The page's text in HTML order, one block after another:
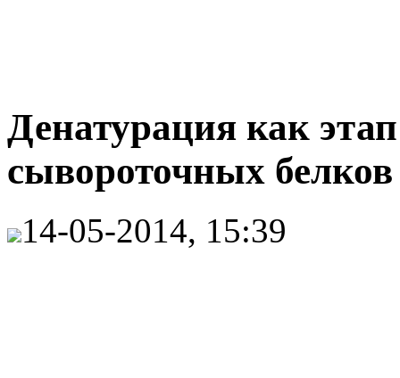
Денатурация как
сывороточных белков
14-05-2014, 15:39